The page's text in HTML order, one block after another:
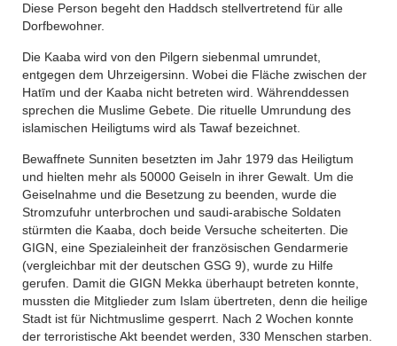
Diese Person begeht den Haddsch stellvertretend für alle
Dorfbewohner.
Die Kaaba wird von den Pilgern siebenmal umrundet,
entgegen dem Uhrzeigersinn. Wobei die Fläche zwischen der
Hatīm und der Kaaba nicht betreten wird. Währenddessen
sprechen die Muslime Gebete. Die rituelle Umrundung des
islamischen Heiligtums wird als Tawaf bezeichnet.
Bewaffnete Sunniten besetzten im Jahr 1979 das Heiligtum
und hielten mehr als 50000 Geiseln in ihrer Gewalt. Um die
Geiselnahme und die Besetzung zu beenden, wurde die
Stromzufuhr unterbrochen und saudi-arabische Soldaten
stürmten die Kaaba, doch beide Versuche scheiterten. Die
GIGN, eine Spezialeinheit der französischen Gendarmerie
(vergleichbar mit der deutschen GSG 9), wurde zu Hilfe
gerufen. Damit die GIGN Mekka überhaupt betreten konnte,
mussten die Mitglieder zum Islam übertreten, denn die heilige
Stadt ist für Nichtmuslime gesperrt. Nach 2 Wochen konnte
der terroristische Akt beendet werden, 330 Menschen starben.